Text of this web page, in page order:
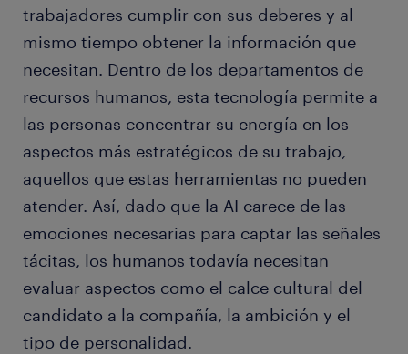
trabajadores cumplir con sus deberes y al
mismo tiempo obtener la información que
necesitan. Dentro de los departamentos de
recursos humanos, esta tecnología permite a
las personas concentrar su energía en los
aspectos más estratégicos de su trabajo,
aquellos que estas herramientas no pueden
atender. Así, dado que la AI carece de las
emociones necesarias para captar las señales
tácitas, los humanos todavía necesitan
evaluar aspectos como el calce cultural del
candidato a la compañía, la ambición y el
tipo de personalidad.